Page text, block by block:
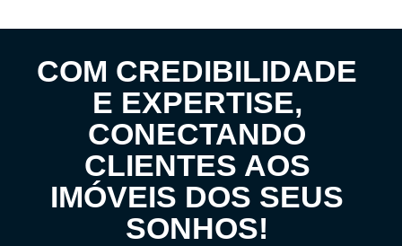
COM CREDIBILIDADE
E EXPERTISE,
CONECTANDO
CLIENTES AOS
IMÓVEIS DOS SEUS
SONHOS!